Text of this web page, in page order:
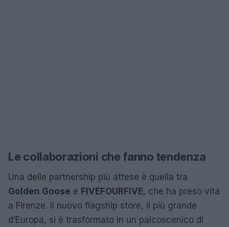
Le collaborazioni che fanno tendenza
Una delle partnership più attese è quella tra
Golden Goose e FIVEFOURFIVE, che ha preso vita
a Firenze. Il nuovo flagship store, il più grande
d’Europa, si è trasformato in un palcoscenico di